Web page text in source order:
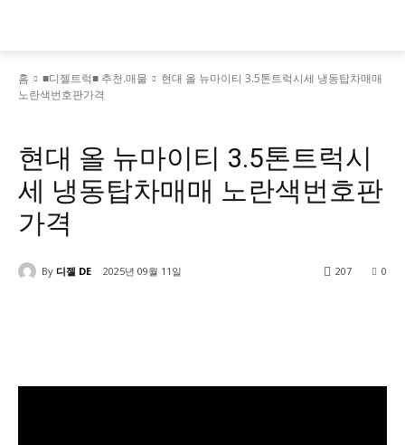
홈 ■디젤트럭■ 추천.매물
현대 올 뉴마이티 3.5톤트럭시세 냉동탑차매매
노란색번호판가격
현대 올 뉴마이티 3.5톤트럭시
세 냉동탑차매매 노란색번호판
가격
By 디젤 DE 2025년 09월 11일 0
207